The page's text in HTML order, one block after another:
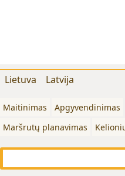
Lietuva Latvija
Maitinimas Apgyvendinimas
Maršrutų planavimas